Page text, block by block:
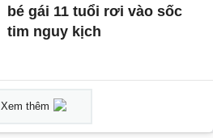
bé gái 11 tuổi rơi vào sốc
tim nguy kịch
Xem thêm